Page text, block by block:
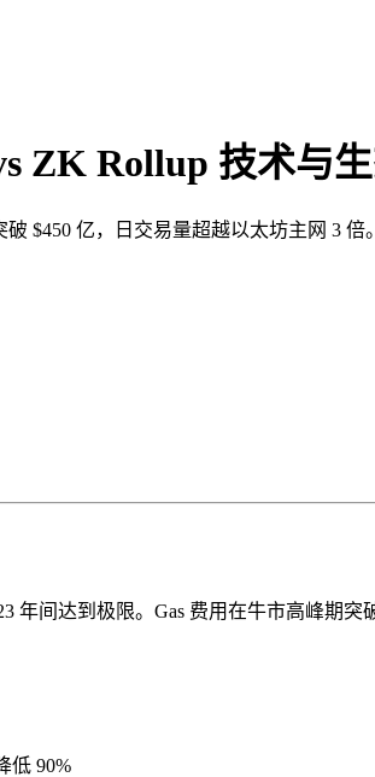
ZK Rollup 技术与
$450 亿，日交易量超越以太坊主网 3
间达到极限。Gas 费用在牛市高峰期突
低 90%